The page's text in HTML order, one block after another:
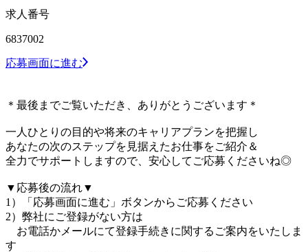
求人番号
6837002
応募画面に進む
＊最後までご覧いただき、ありがとうございます＊
一人ひとりの目的や将来のキャリアプランを把握し
あなたの次のステップを見据えたお仕事をご紹介＆
全力でサポートしますので、安心してご応募くださいね◎
▼応募後の流れ▼
1）「応募画面に進む」ボタンからご応募ください
2）弊社にご登録がない方は
お電話かメールにて登録手続きに関するご案内をいたしま
す